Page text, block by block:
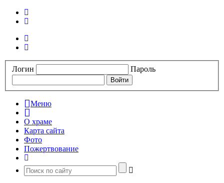
Логин Пароль
Меню
О храме
Карта сайта
Фото
Пожертвование